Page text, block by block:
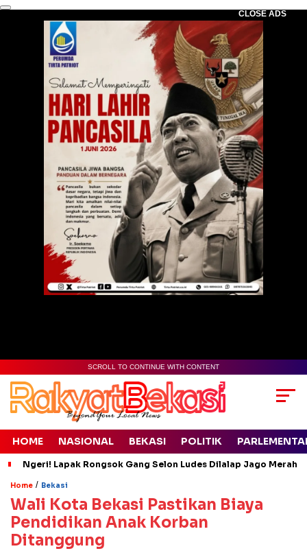
CLOSE ADS
SCROLL TO CONTINUE WITH CONTENT
HOME NASIONAL BEKASI POLITIK
Ngeri! Lapak Rongsok Gang Selon Ludes Dilalap Jago Merah
Home / Bekasi
Wali Kota Bekasi Pastikan Biaya
Pendidikan Anak Korban
Ditanggung